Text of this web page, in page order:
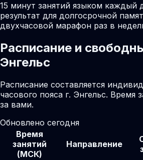
15 минут занятий языком каждый
результат для долгосрочной
двухчасовой марафон раз в
Расписание и
Энгельс
Расписание составляется
часового пояса г. Энгельс. Время
за вами.
Обновлено сегодня
Время
занятий
(МСК)
Направление